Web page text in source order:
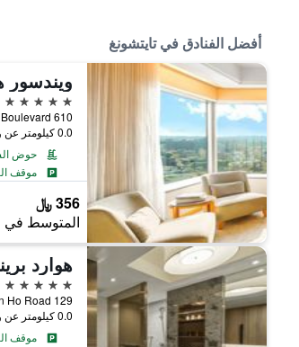
أفضل الفنادق في تايتشونغ
ويندسور
5 نجوم
610 Sec. 4 Taiwan Boulevard, تايتشونغ, تايوان
0.0 كيلومتر عن وسط المدينة
حوض
موقف
356 ﷼
المتوسط في
هوارد
5 نجوم
129 An Ho Road, تايتشونغ, تايوان
0.0 كيلومتر عن وسط المدينة
موقف